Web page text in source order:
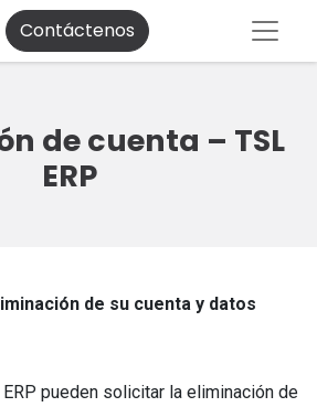
Contáctenos
de cuenta – TSL
ERP
de su cuenta y datos
pueden solicitar la eliminación de